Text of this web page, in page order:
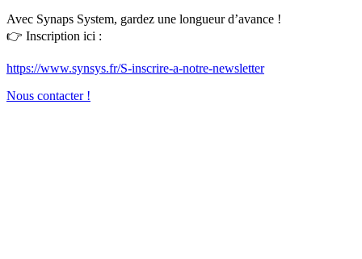
Avec Synaps System, gardez une longueur d’avance !
👉 Inscription ici :
https://www.synsys.fr/S-inscrire-a-notre-newsletter
Nous contacter !